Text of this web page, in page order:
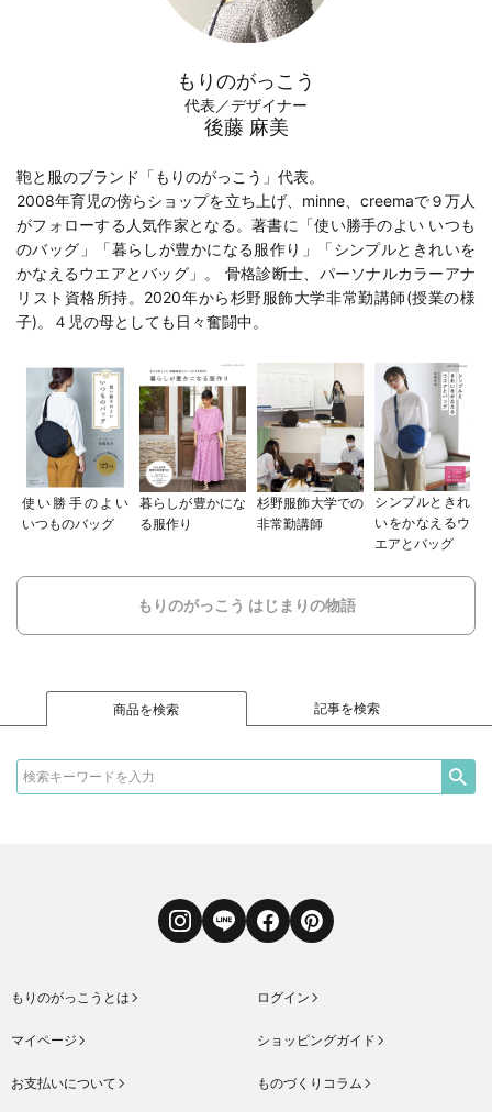
もりのがっこう
代表／デザイナー
後藤 麻美
鞄と服のブランド「もりのがっこう」代表。
2008年育児の傍らショップを立ち上げ、minne、creemaで９万人
がフォローする人気作家となる。著書に「使い勝手のよい いつも
のバッグ 」「暮らしが豊かになる服作り 」「シンプルときれいを
かなえるウエアとバッグ 」。 骨格診断士、パーソナルカラーアナ
リスト資格所持。2020年から杉野服飾大学非常勤講師(授業の様
子)。４児の母としても日々奮闘中。
使い勝手のよい
いつものバッグ
暮らしが豊かにな
る服作り
杉野服飾大学での
非常勤講師
シンプルときれ
いをかなえるウ
エアとバッグ
もりのがっこう はじまりの物語
商品を検索 記事を検索
InstagramLINE FacebookPinterest
もりのがっこうとは ログイン
マイページ ショッピングガイド
お支払いについて ものづくりコラム